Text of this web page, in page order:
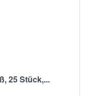
25 Stück,...